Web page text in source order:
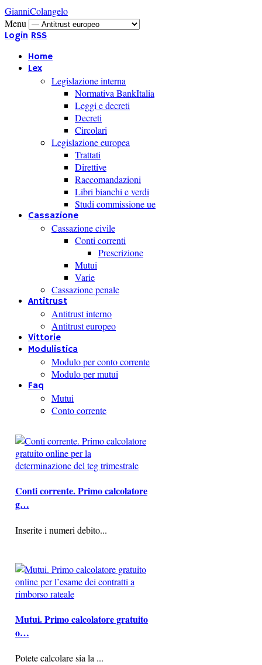
GianniColangelo
Menu
Login RSS
Home
Lex
Legislazione interna
Normativa BankItalia
Leggi e decreti
Decreti
Circolari
Legislazione europea
Trattati
Direttive
Raccomandazioni
Libri bianchi e verdi
Studi commissione ue
Cassazione
Cassazione civile
Conti correnti
Prescrizione
Mutui
Varie
Cassazione penale
Antitrust
Antitrust interno
Antitrust europeo
Vittorie
Modulistica
Modulo per conto corrente
Modulo per mutui
Faq
Mutui
Conto corrente
Conti corrente. Primo calcolatore
g…
Inserite i numeri debito...
Mutui. Primo calcolatore gratuito
o…
Potete calcolare sia la ...